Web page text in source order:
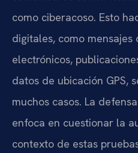
como ciberacoso. Esto
digitales, como
electrónicos,
datos de ubicación GPS,
muchos casos. La
enfoca en cuestionar la
contexto de estas